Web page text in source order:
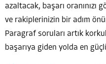
azaltacak, başarı oranınızı
ve rakiplerinizin bir adım
Paragraf soruları artık
başarıya giden yolda en